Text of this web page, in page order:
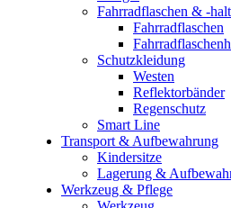
Fahrradflaschen & -
Fahrradflaschen
Schutzkleidung
Westen
Reflektorbänder
Regenschutz
Smart Line
Transport & Aufbewahrung
Kindersitze
Lagerung &
Werkzeug & Pflege